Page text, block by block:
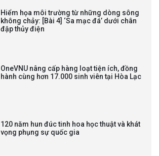
vị trí việc làm chức danh nghề
nghiệp chuyên môn dùng
Bảo vệ luận án tiến sĩ của NCS
Hiểm họa môi trường từ những dòng sông
không chảy: [Bài 4] ‘Sa mạc đá’ dưới chân
đập thủy điện
OneVNU nâng cấp hàng loạt tiện ích, đồng
hành cùng hơn 17.000 sinh viên tại Hòa Lạc
120 năm hun đúc tinh hoa học thuật và khát
vọng phụng sự quốc gia